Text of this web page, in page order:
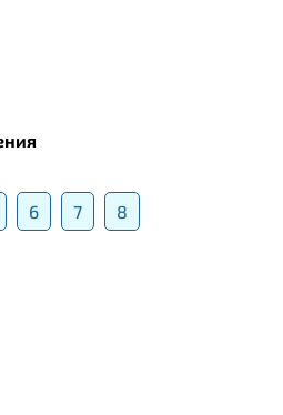
6 7
8